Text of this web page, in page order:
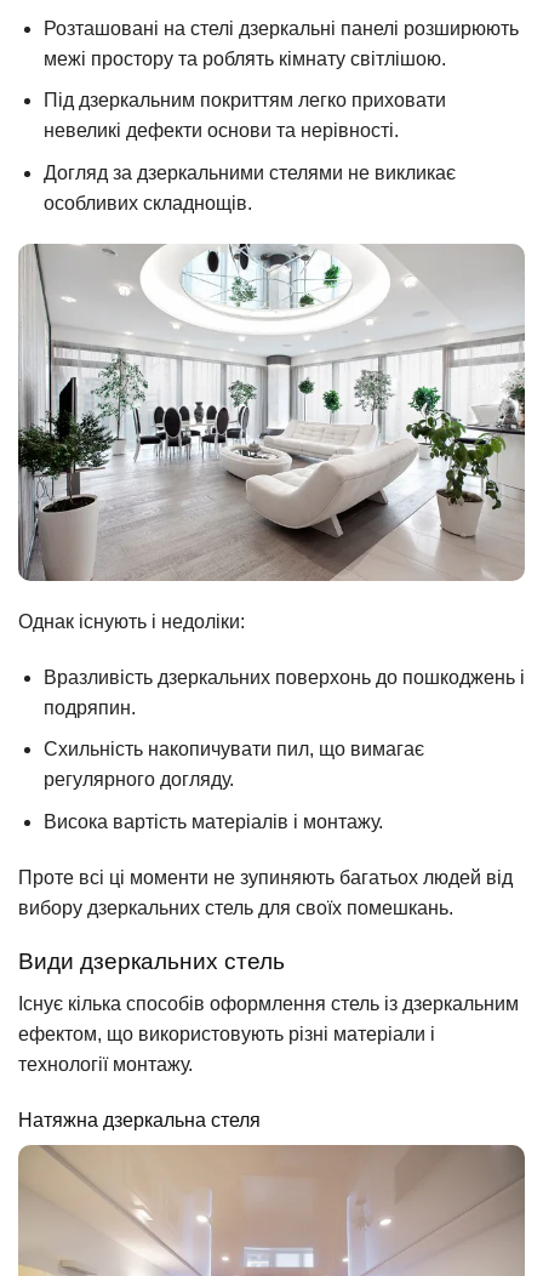
Розташовані на стелі дзеркальні панелі розширюють
межі простору та роблять кімнату світлішою.
Під дзеркальним покриттям легко приховати
невеликі дефекти основи та нерівності.
Догляд за дзеркальними стелями не викликає
особливих складнощів.
Однак існують і недоліки:
Вразливість дзеркальних поверхонь до пошкоджень і
подряпин.
Схильність накопичувати пил, що вимагає
регулярного догляду.
Висока вартість матеріалів і монтажу.
Проте всі ці моменти не зупиняють багатьох людей від
вибору дзеркальних стель для своїх помешкань.
Види дзеркальних стель
Існує кілька способів оформлення стель із дзеркальним
ефектом, що використовують різні матеріали і
технології монтажу.
Натяжна дзеркальна стеля